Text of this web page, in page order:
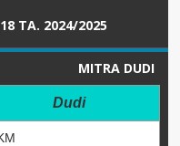
TA. 2024/2025
MITRA DUDI
Dudi